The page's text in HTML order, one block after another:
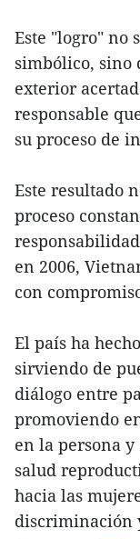
Este "logro" no
simbólico,
exterior
responsable
su proceso de
Este resultado
proceso
en 2006,
con
El país ha
sirviendo de
diálogo entre
promoviendo
en la persona
salud
hacia las
discriminación